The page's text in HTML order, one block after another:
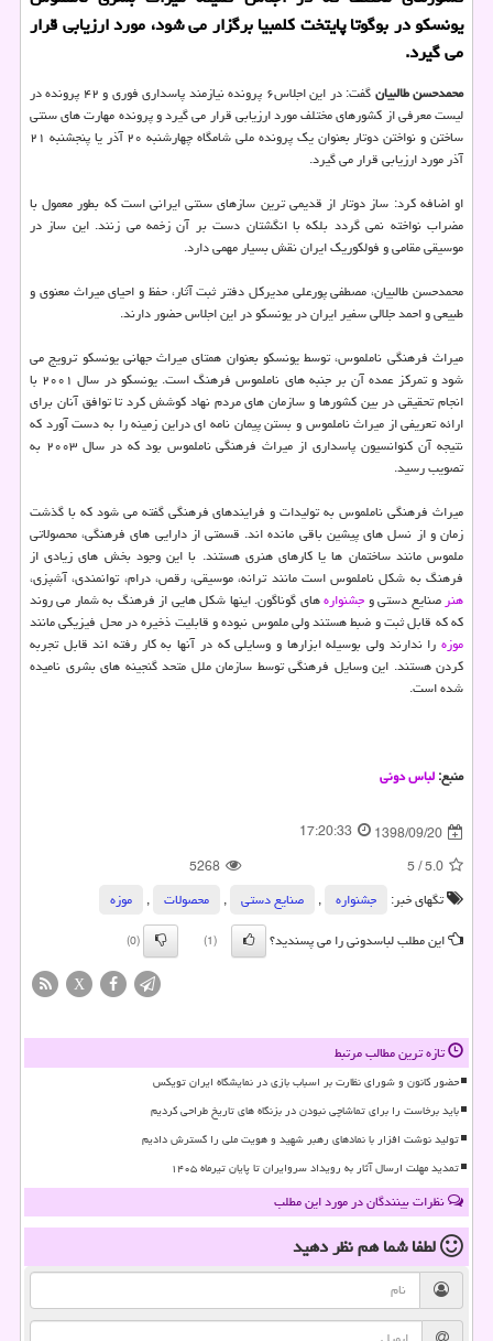
یونسكو در بوگوتا پایتخت كلمبیا برگزار می شود، مورد ارزیابی قرار
می گیرد.
محمدحسن طالبیان
گفت: در این اجلاس۶ پرونده نیازمند پاسداری فوری و ۴۲ پرونده در
لیست معرفی از كشورهای مختلف مورد ارزیابی قرار می گیرد و پرونده مهارت های سنتی
ساختن و نواختن دوتار بعنوان یك پرونده ملی شامگاه چهارشنبه ۲۰ آذر یا پنجشنبه ۲۱
آذر مورد ارزیابی قرار می گیرد.
او اضافه كرد: ساز دوتار از قدیمی ترین سازهای سنتی ایرانی است كه بطور معمول با
مضراب نواخته نمی گردد بلكه با انگشتان دست بر آن زخمه می زنند. این ساز در
موسیقی مقامی و فولكوریك ایران نقش بسیار مهمی دارد.
محمدحسن طالبیان، مصطفی پورعلی مدیركل دفتر ثبت آثار، حفظ و احیای میراث معنوی و
طبیعی و احمد جلالی سفیر ایران در یونسكو در این اجلاس حضور دارند.
میراث فرهنگی ناملموس، توسط یونسكو بعنوان همتای میراث جهانی یونسكو ترویج می
شود و تمركز عمده آن بر جنبه های ناملموس فرهنگ است. یونسكو در سال ۲۰۰۱ با
انجام تحقیقی در بین كشورها و سازمان های مردم نهاد كوشش كرد تا توافق آنان برای
ارائه تعریفی از میراث ناملموس و بستن پیمان نامه ای دراین زمینه را به دست آورد كه
نتیجه آن كنوانسیون پاسداری از میراث فرهنگی ناملموس بود كه در سال ۲۰۰۳ به
تصویب رسید.
میراث فرهنگی ناملموس به تولیدات و فرایندهای فرهنگی گفته می شود كه با گذشت
زمان و از نسل های پیشین باقی مانده اند. قسمتی از دارایی های فرهنگی، محصولاتی
ملموس مانند ساختمان ها یا كارهای هنری هستند. با این وجود بخش های زیادی از
فرهنگ به شكل ناملموس است مانند ترانه، موسیقی، رقص، درام، توانمندی، آشپزی،
هنرصنایع دستی وجشنوارههای گوناگون. اینها شكل هایی از فرهنگ به شمار می روند
كه كه قابل ثبت و ضبط هستند ولی ملموس نبوده و قابلیت ذخیره در محل فیزیكی مانند
موزه را ندارند ولی بوسیله ابزارها و وسایلی كه در آنها به كار رفته اند قابل تجربه
كردن هستند. این وسایل فرهنگی توسط سازمان ملل متحد گنجینه های بشری نامیده
شده است.
منبع:لباس دونی
1398/09/20
17:20:33
5.0
/
5
5268
تگهای خبر:
جشنواره , صنایع دستی , محصولات ,
موزه
این مطلب لباسدونی را می پسندید؟
(1)
(0)
X
تازه ترین مطالب مرتبط
حضور کانون و شورای نظارت بر اسباب بازی در نمایشگاه ایران تویکس
باید برخاست را برای تماشاچی نبودن در بزنگاه های تاریخ طراحی کردیم
تولید نوشت افزار با نمادهای رهبر شهید و هویت ملی را گسترش دادیم
تمدید مهلت ارسال آثار به رویداد سروایران تا پایان تیرماه ۱۴۰۵
نظرات بینندگان در مورد این مطلب
لطفا شما همنظر دهید